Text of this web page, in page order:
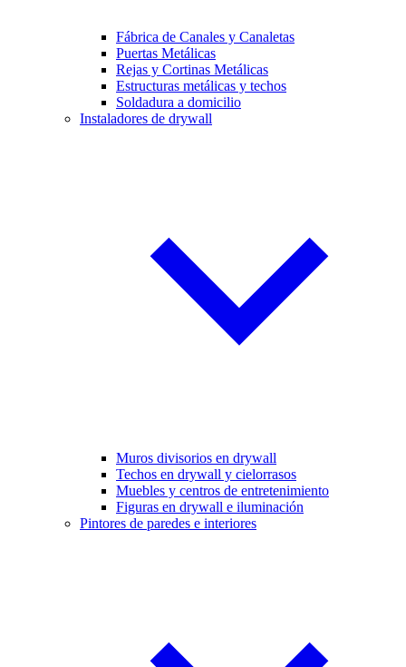
Fábrica de Canales y Canaletas
Puertas Metálicas
Rejas y Cortinas Metálicas
Estructuras metálicas y techos
Soldadura a domicilio
Instaladores de drywall
Muros divisorios en drywall
Techos en drywall y cielorrasos
Muebles y centros de entretenimiento
Figuras en drywall e iluminación
Pintores de paredes e interiores